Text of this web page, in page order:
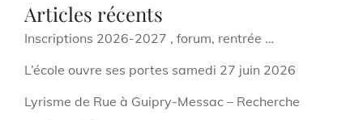
Articles récents
Inscriptions 2026-2027 , forum, rentrée …
L’école ouvre ses portes samedi 27 juin 2026
Lyrisme de Rue à Guipry-Messac – Recherche